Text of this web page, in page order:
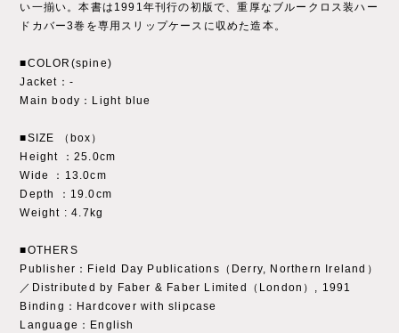
い一揃い。本書は1991年刊行の初版で、重厚なブルークロス装ハー
ドカバー3巻を専用スリップケースに収めた造本。
■COLOR(spine)
Jacket：‐
Main body：Light blue
■SIZE （box）
Height ：25.0cm
Wide ：13.0cm
Depth ：19.0cm
Weight : 4.7kg
■OTHERS
Publisher：Field Day Publications（Derry, Northern Ireland）
／Distributed by Faber & Faber Limited（London）, 1991
Binding：Hardcover with slipcase
Language：English